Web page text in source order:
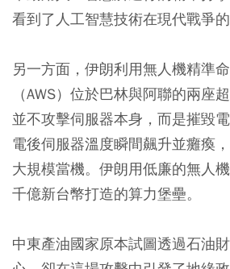
看到了人工智慧技術在現代戰爭的
另一方面，伊朗利用無人機精準
（AWS）位於巴林與阿聯的兩座
並不攻擊伺服器本身，而是摧毀
電後伺服器溫度瞬間飆升並癱瘓
大規模當機。伊朗用低廉的無人
千億新台幣打造的算力堡壘。
中東產油國家原本試圖透過石油